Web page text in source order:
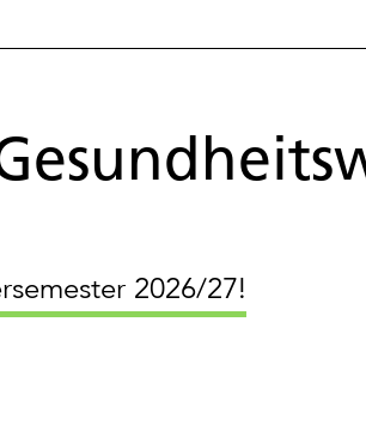
2026/27!